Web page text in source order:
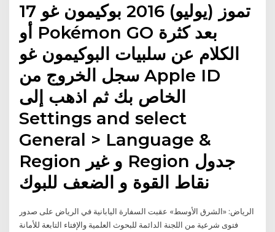
17 تموز (يوليو) 2016 بوكيمون غو
أو Pokémon GO بعد كثرة
الكلام عن سلبيات البوكيمون غو
سجل الخروج من Apple ID
الخاص بك ثم اذهب إلى
Settings and select
General > Language &
Region و غير Region جدول
نقاط القوة و الضعف للبوك
الرياض: «الشرق الأوسط» عقبت السفارة اليابانية في الرياض على صدور
فتوى شرعية من اللجنة الدائمة للبحوث العلمية والإفتاء التابعة للأمانة